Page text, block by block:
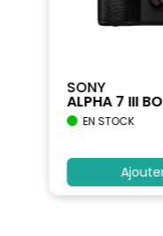
SONY
ALPHA 7 III
EN STOCK